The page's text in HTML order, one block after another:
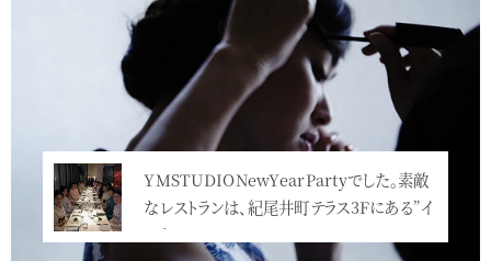
YMSTUDIONewYearPartyでした。素敵
なレストランは、紀尾井町テラス3Fにある”イ
ンカン…<
2020年も、毎年恒例の新年会を開催したし
ます。今年のテーマは、「好きなだけ髪を盛…